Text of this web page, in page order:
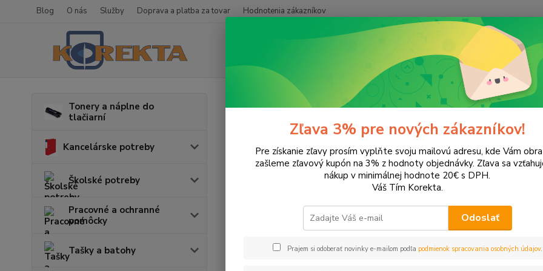
Blog O nás Služby Doprava a platba za tovar Hodnotenia zákazníkov
Tonery a náplne do
tlačiarní
Kancelárske potreby
Školské potreby
Pracovné a ochranné
pomôcky
Tašky a batohy
Tonery a náplne do tlačiarní Hewlett Packard HP LaserJet Pro
Upresniť parametre
EUR Od
Zľava 3% pre nových zákazníkov!
Pre získanie zľavy prosím vyplňte svoju mailovú adresu, kde Vám
zašleme zľavový kupón na 3% z hodnoty objednávky. Zľava sa
nákup v minimálnej hodnote 20€ s DPH.
Váš Tím Korekta.
Odoslať
Prajem si odoberať novinky e-mailom podľa podmienok spracovania osobných údajov.